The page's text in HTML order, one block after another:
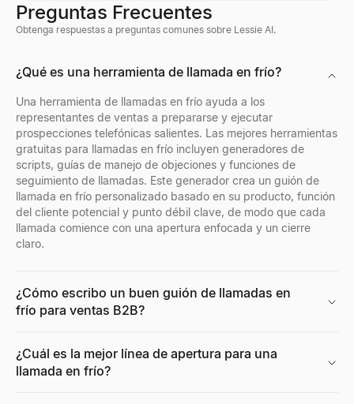
Busque cualquier perfil de empresa al instante. Obtenga
Buscador de ubicación de empresa
Encuentre todas las ubicaciones de oficinas de cualquier
Explorar→
Rastrea empresas B2B recientemente financiadas en modo
Explorar→
Descubre quién está contratando ahora mismo: un feed en
Puntuador de CV Gratuito
Puntúa tu currículum al instante con nuestro verificador ATS
Explorar→
Creador de CV gratuito con IA. Crea currículums compatibles
Explorar→
Previsualiza avatares, banners, nombres de usuario e
Visor de Perfiles de Facebook
Introduce un nombre, nombre de usuario o URL de perfil de
Explorar→
Genere fotos de retrato profesionales con IA gratis. Sin
Explorar→
Preguntas Frecuentes
Obtenga respuestas a preguntas comunes sobre Lessie AI.
¿Qué es una herramienta de llamada en frío?
Una herramienta de llamadas en frío ayuda a los
representantes de ventas a prepararse y ejecutar
prospecciones telefónicas salientes. Las mejores herramientas
gratuitas para llamadas en frío incluyen generadores de
scripts, guías de manejo de objeciones y funciones de
seguimiento de llamadas. Este generador crea un guión de
llamada en frío personalizado basado en su producto, función
del cliente potencial y punto débil clave, de modo que cada
llamada comience con una apertura enfocada y un cierre
claro.
¿Cómo escribo un buen guión de llamadas en
frío para ventas B2B?
¿Cuál es la mejor línea de apertura para una
llamada en frío?